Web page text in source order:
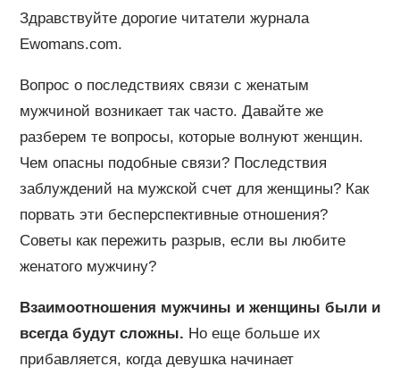
Здравствуйте дорогие читатели журнала
Ewomans.com.
Вопрос о последствиях связи с женатым
мужчиной возникает так часто. Давайте же
разберем те вопросы, которые волнуют женщин.
Чем опасны подобные связи? Последствия
заблуждений на мужской счет для женщины? Как
порвать эти бесперспективные отношения?
Советы как пережить разрыв, если вы любите
женатого мужчину?
Взаимоотношения мужчины и женщины были и
всегда будут сложны. Но еще больше их
прибавляется, когда девушка начинает